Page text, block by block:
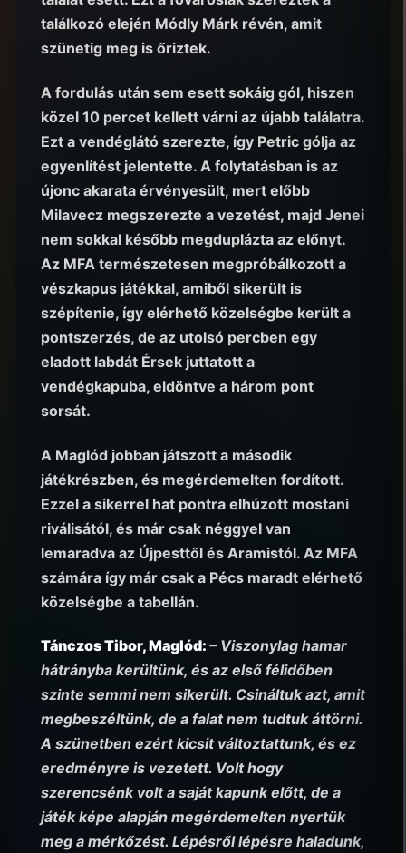
találkozó elején Módly Márk révén, amit
szünetig meg is őriztek.
A fordulás után sem esett sokáig gól, hiszen
közel 10 percet kellett várni az újabb találatra.
Ezt a vendéglátó szerezte, így Petric gólja az
egyenlítést jelentette. A folytatásban is az
újonc akarata érvényesült, mert előbb
Milavecz megszerezte a vezetést, majd Jenei
nem sokkal később megduplázta az előnyt.
Az MFA természetesen megpróbálkozott a
vészkapus játékkal, amiből sikerült is
szépítenie, így elérhető közelségbe került a
pontszerzés, de az utolsó percben egy
eladott labdát Érsek juttatott a
vendégkapuba, eldöntve a három pont
sorsát.
A Maglód jobban játszott a második
játékrészben, és megérdemelten fordított.
Ezzel a sikerrel hat pontra elhúzott mostani
riválisától, és már csak néggyel van
lemaradva az Újpesttől és Aramistól. Az MFA
számára így már csak a Pécs maradt elérhető
közelségbe a tabellán.
Tánczos Tibor, Maglód: – Viszonylag hamar
hátrányba kerültünk, és az első félidőben
szinte semmi nem sikerült. Csináltuk azt, amit
megbeszéltünk, de a falat nem tudtuk áttörni.
A szünetben ezért kicsit változtattunk, és ez
eredményre is vezetett. Volt hogy
szerencsénk volt a saját kapunk előtt, de a
játék képe alapján megérdemelten nyertük
meg a mérkőzést. Lépésről lépésre haladunk,